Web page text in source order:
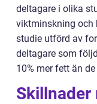
deltagare i olika
viktminskning och
studie utförd av
deltagare som
10% mer fett än
Skillnader